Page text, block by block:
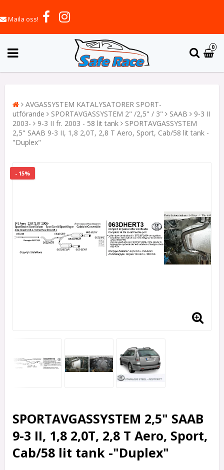
Maila oss!
0
AVGASSYSTEM KATALYSATORER SPORT-
utförande
SPORTAVGASSYSTEM 2" /2,5" / 3" SAAB
9-3 II
2003-
9-3 II fr. 2003 - 58 lit tank
SPORTAVGASSYSTEM
2,5" SAAB 9-3 II, 1,8 2,0T, 2,8 T Aero, Sport, Cab/58 lit tank -
"Duplex"
- 15%
SPORTAVGASSYSTEM 2,5" SAAB
9-3 II, 1,8 2,0T, 2,8 T Aero, Sport,
Cab/58 lit tank -"Duplex"